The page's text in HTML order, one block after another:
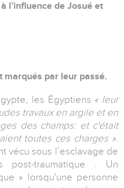
l’influence de Josué et
marqués par leur passé.
les Égyptiens « leur
travaux en argile et en
des champs: et c'était
toutes ces charges ».
vécu sous l’esclavage de
post-traumatique . Un
» lorsqu'une personne